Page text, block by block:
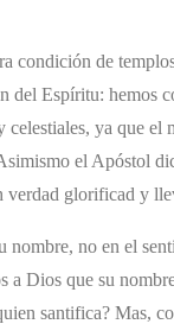
condición de
del Espíritu: hemos
celestiales, ya que
el Apóstol
verdad glorificad y
no en el
a Dios que su
santifica? Mas,